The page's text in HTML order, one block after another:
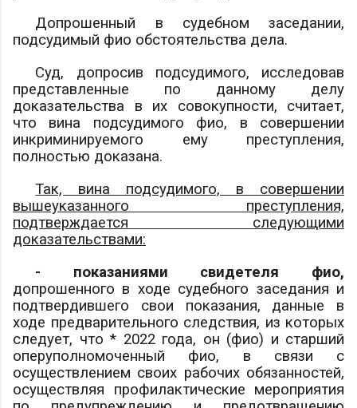
Допрошенный в судебном заседании,
подсудимый фио обстоятельства дела.
Суд, допросив подсудимого, исследовав
представленные по данному делу
доказательства в их совокупности, считает,
что вина подсудимого фио, в совершении
инкриминируемого ему преступления,
полностью доказана.
Так, вина подсудимого, в совершении
вышеуказанного преступления,
подтверждается следующими
доказательствами:
- показаниями свидетеля фио,
допрошенного в ходе судебного заседания и
подтвердившего свои показания, данные в
ходе предварительного следствия, из которых
следует, что * 2022 года, он (фио) и старший
оперуполномоченный фио, в связи с
осуществлением своих рабочих обязанностей,
осуществляя профилактические мероприятия